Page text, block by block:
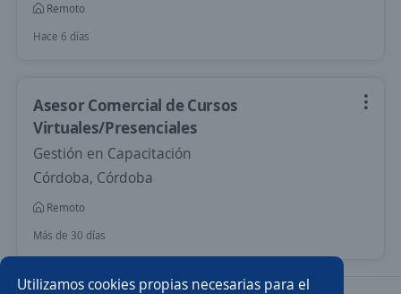
Utilizamos cookies propias necesarias para el
Remoto
Hace 6 días
Asesor Comercial de Cursos
Virtuales/Presenciales
Gestión en Capacitación
Córdoba, Córdoba
Remoto
Más de 30 días